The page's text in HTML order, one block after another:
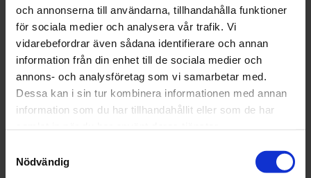
och annonserna till användarna, tillhandahålla funktioner
för sociala medier och analysera vår trafik. Vi
vidarebefordrar även sådana identifierare och annan
information från din enhet till de sociala medier och
annons- och analysföretag som vi samarbetar med.
Dessa kan i sin tur kombinera informationen med annan
information som du har tillhandahållit eller som de har
Nödvändig
november (1)
oktober (1)
september (1)
juni (1)
maj (1)
april (2)
mars (4)
2023